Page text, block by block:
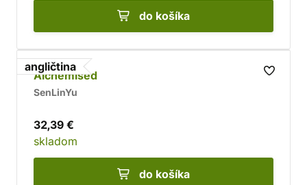
do košíka
angličtina
Alchemised
SenLinYu
32,39 €
skladom
do košíka